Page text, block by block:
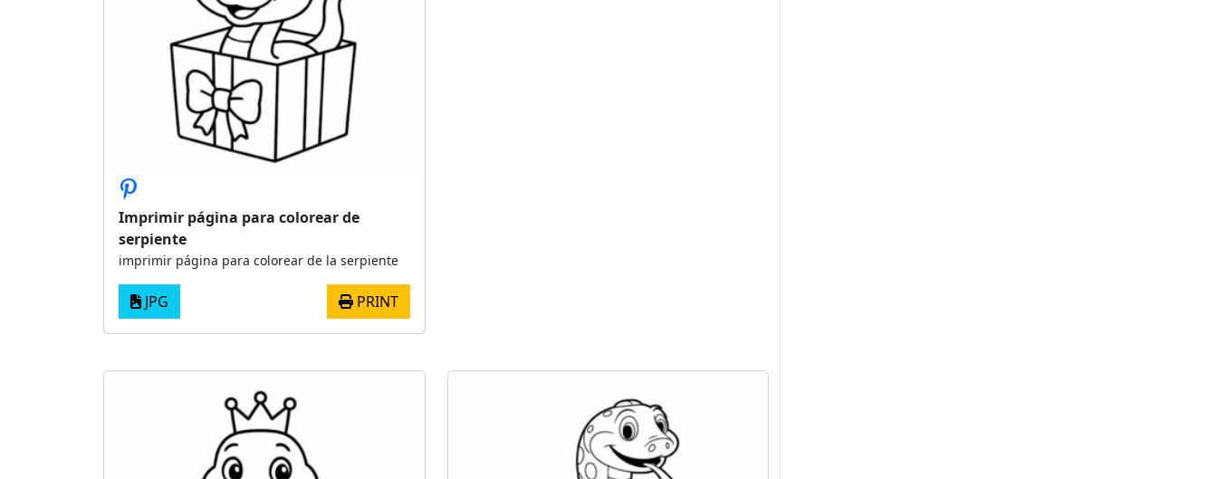
Imprimir página para colorear de
serpiente
imprimir página para colorear de la serpiente
JPG PRINT